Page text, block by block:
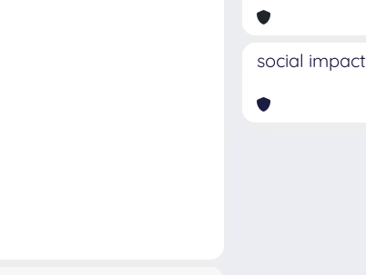
social impact